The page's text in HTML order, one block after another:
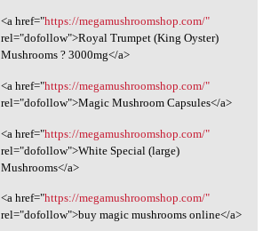
<a href="https://megamushroomshop.com/"
rel="dofollow">Royal Trumpet (King Oyster)
Mushrooms ? 3000mg</a>
<a href="https://megamushroomshop.com/"
rel="dofollow">Magic Mushroom Capsules</a>
<a href="https://megamushroomshop.com/"
rel="dofollow">White Special (large)
Mushrooms</a>
<a href="https://megamushroomshop.com/"
rel="dofollow">buy magic mushrooms online</a>